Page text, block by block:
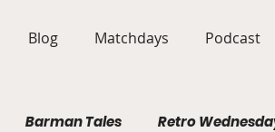
Blog Matchdays Podcast
Barman Tales Retro